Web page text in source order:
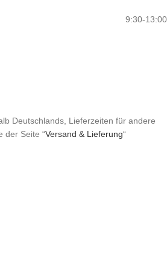
9:30-13:00
Deutschlands, Lieferzeiten für andere
der Seite “Versand & Lieferung“